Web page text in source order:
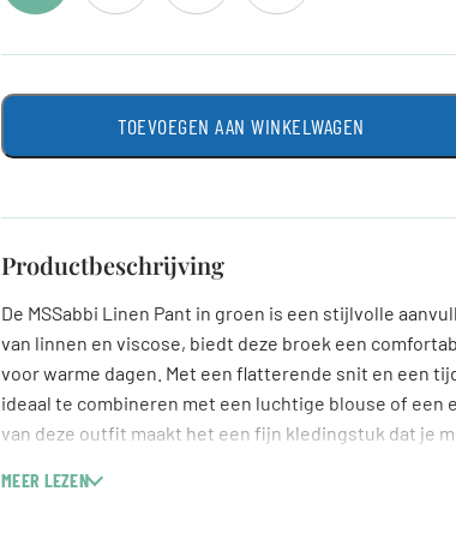
TOEVOEGEN AAN WINKELWAGEN
Productbeschrijving
De MSSabbi Linen Pant in groen is een stijlvolle
van linnen en viscose, biedt deze broek een
voor warme dagen. Met een flatterende snit en een
ideaal te combineren met een luchtige blouse of een
van deze outfit maakt het een fijn kledingstuk dat je
MEER LEZEN